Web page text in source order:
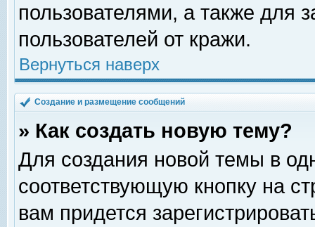
пользователями, а также для
пользователей от кражи.
Вернуться наверх
Создание и размещение сообщений
» Как создать новую тему?
Для создания новой темы в
соответствующую кнопку на
вам придется